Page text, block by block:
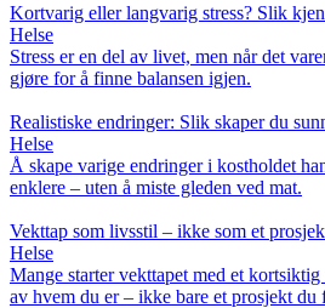
Kortvarig eller langvarig stress? Slik
Helse
Stress er en del av livet, men når det
gjøre for å finne balansen igjen.
Realistiske endringer: Slik skaper du
Helse
Å skape varige endringer i kostholdet
enklere – uten å miste gleden ved mat.
Vekttap som livsstil – ikke som et
Helse
Mange starter vekttapet med et
av hvem du er – ikke bare et prosjekt du